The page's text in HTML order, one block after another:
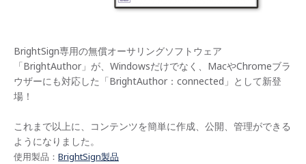
BrightSign専用の無償オーサリングソフトウェア
「BrightAuthor」が、Windowsだけでなく、MacやChromeブラ
ウザーにも対応した「BrightAuthor：connected」として新登
場！
これまで以上に、コンテンツを簡単に作成、公開、管理ができる
ようになりました。
使用製品： BrightSign製品